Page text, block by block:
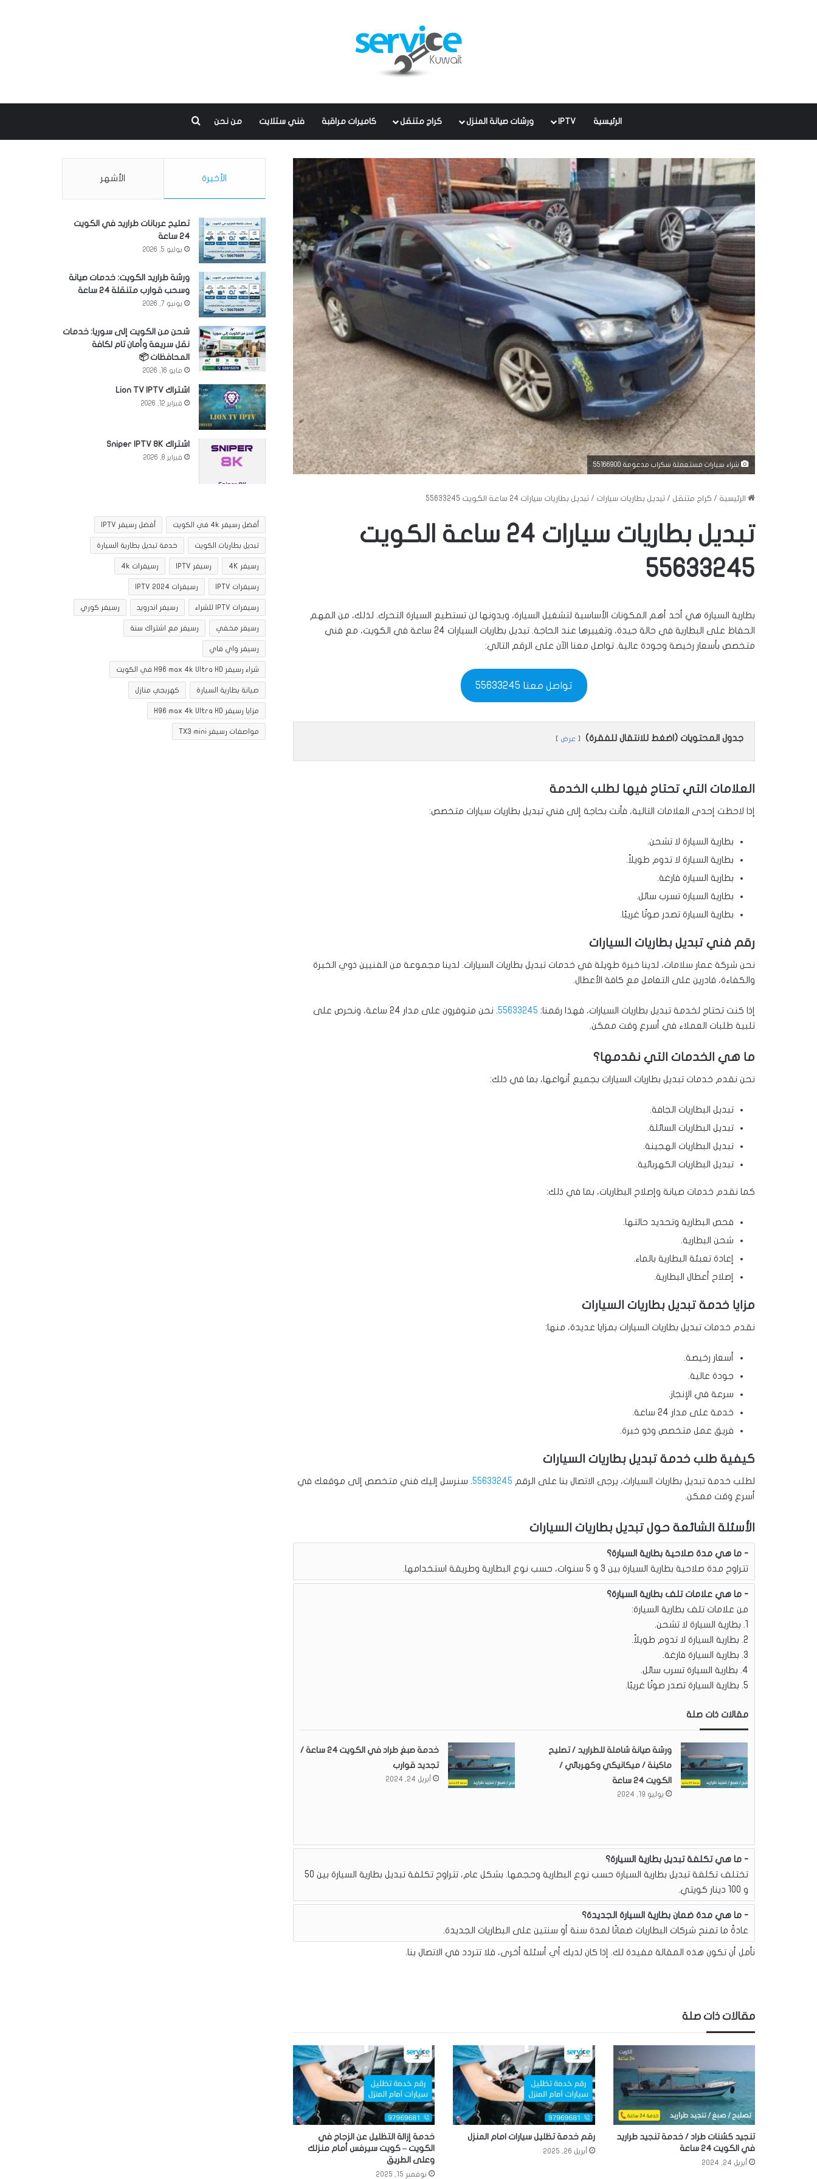
الرئيسية IPTV ورشات صيانة المنزل كراج متنقل كاميرات مراقبة فني ستلايت من نحن بحث عن
شراء سيارات مستعملة سكراب مدعومة 55166900
الرئيسية / كراج متنقل / تبديل بطاريات سيارات / تبديل بطاريات سيارات 24 ساعة الكويت 55633245
تبديل بطاريات سيارات 24 ساعة الكويت
55633245
بطارية السيارة هي أحد أهم المكونات الأساسية لتشغيل السيارة، وبدونها لن تستطيع السيارة التحرك. لذلك، من المهم
الحفاظ على البطارية في حالة جيدة، وتغييرها عند الحاجة. تبديل بطاريات السيارات 24 ساعة في الكويت، مع فني
متخصص بأسعار رخيصة وجودة عالية. تواصل معنا الآن على الرقم التالي:
تواصل معنا 55633245
جدول المحتويات (اضغط للانتقال للفقرة) عرض
العلامات التي تحتاج فيها لطلب الخدمة
إذا لاحظت إحدى العلامات التالية، فأنت بحاجة إلى فني تبديل بطاريات سيارات متخصص:
بطارية السيارة لا تشحن.
بطارية السيارة لا تدوم طويلاً.
بطارية السيارة فارغة.
بطارية السيارة تسرب سائل.
بطارية السيارة تصدر صوتًا غريبًا.
رقم فني تبديل بطاريات السيارات
نحن شركة عمار سلامات، لدينا خبرة طويلة في خدمات تبديل بطاريات السيارات. لدينا مجموعة من الفنيين ذوي الخبرة
والكفاءة، قادرين على التعامل مع كافة الأعطال.
إذا كنت تحتاج لخدمة تبديل بطاريات السيارات، فهذا رقمنا: 55633245
. نحن متوفرون على مدار 24 ساعة، ونحرص على
تلبية طلبات العملاء في أسرع وقت ممكن.
ما هي الخدمات التي نقدمها؟
نحن نقدم خدمات تبديل بطاريات السيارات بجميع أنواعها، بما في ذلك:
تبديل البطاريات الجافة.
تبديل البطاريات السائلة.
تبديل البطاريات الهجينة.
تبديل البطاريات الكهربائية.
كما نقدم خدمات صيانة وإصلاح البطاريات، بما في ذلك:
فحص البطارية وتحديد حالتها.
شحن البطارية.
إعادة تعبئة البطارية بالماء.
إصلاح أعطال البطارية.
مزايا خدمة تبديل بطاريات السيارات
نقدم خدمات تبديل بطاريات السيارات بمزايا عديدة، منها:
أسعار رخيصة.
جودة عالية.
سرعة في الإنجاز.
خدمة على مدار 24 ساعة.
فريق عمل متخصص وذو خبرة.
كيفية طلب خدمة تبديل بطاريات السيارات
لطلب خدمة تبديل بطاريات السيارات، يرجى الاتصال بنا على الرقم 55633245. سنرسل إليك فني متخصص إلى موقعك في
أسرع وقت ممكن.
الأسئلة الشائعة حول تبديل بطاريات السيارات
ما هي مدة صلاحية بطارية السيارة؟
تتراوح مدة صلاحية بطارية السيارة بين 3 و 5 سنوات، حسب نوع البطارية وطريقة استخدامها.
ما هي علامات تلف بطارية السيارة؟
من علامات تلف بطارية السيارة:
1. بطارية السيارة لا تشحن.
2. بطارية السيارة لا تدوم طويلاً.
3. بطارية السيارة فارغة.
4. بطارية السيارة تسرب سائل.
5. بطارية السيارة تصدر صوتًا غريبًا.
مقالات ذات صلة
ورشة صيانة شاملة للطراريد / تصليح
ماكينة / ميكانيكي وكهربائي /
الكويت 24 ساعة
يوليو 19, 2024
خدمة صبغ طراد في الكويت 24 ساعة /
تجديد قوارب
أبريل 24, 2024
ما هي تكلفة تبديل بطارية السيارة؟
تختلف تكلفة تبديل بطارية السيارة حسب نوع البطارية وحجمها. بشكل عام، تتراوح تكلفة تبديل بطارية السيارة بين 50
و 100 دينار كويتي.
ما هي مدة ضمان بطارية السيارة الجديدة؟
عادةً ما تمنح شركات البطاريات ضمانًا لمدة سنة أو سنتين على البطاريات الجديدة.
نأمل أن تكون هذه المقالة مفيدة لك. إذا كان لديك أي أسئلة أخرى، فلا تتردد في الاتصال بنا.
مقالات ذات صلة
تنجيد كشنات طراد / خدمة تنجيد طراريد
في الكويت 24 ساعة
أبريل 24, 2024
رقم خدمة تظليل سيارات امام المنزل
أبريل 26, 2025
خدمة إزالة التظليل عن الزجاج في
الكويت – كويت سيرفس أمام منزلك
وعلى الطريق
نوفمبر 15, 2025
الأخيرة الأشهر
تصليح عربانات طراريد في الكويت
24 ساعة
يوليو 5, 2026
ورشة طراريد الكويت: خدمات صيانة
وسحب قوارب متنقلة 24 ساعة
يونيو 7, 2026
شحن من الكويت إلى سوريا: خدمات
نقل سريعة وأمان تام لكافة
المحافظات 📦
مايو 16, 2026
اشتراك Lion TV IPTV
فبراير 12, 2026
اشتراك Sniper IPTV 8K
فبراير 8, 2026
أفضل رسيفر 4k في الكويت أفضل رسيفر IPTV
تبديل بطاريات الكويت خدمة تبديل بطارية السيارة
رسيفر 4K رسيفر IPTV رسيفرات 4k
رسيفرات IPTV رسيفرات IPTV 2024
رسيفرات IPTV للشراء رسيفر اندرويد رسيفر كوري
رسيفر مخفي رسيفر مع اشتراك سنة
رسيفر واي فاي
شراء رسيفر H96 max 4k Ultra HD في الكويت
صيانة بطارية السيارة كهربجي منازل
مزايا رسيفر H96 max 4k Ultra HD
مواصفات رسيفر TX3 mini